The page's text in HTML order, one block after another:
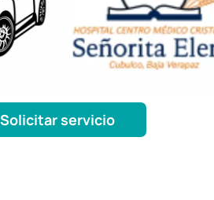
Solicitar servicio